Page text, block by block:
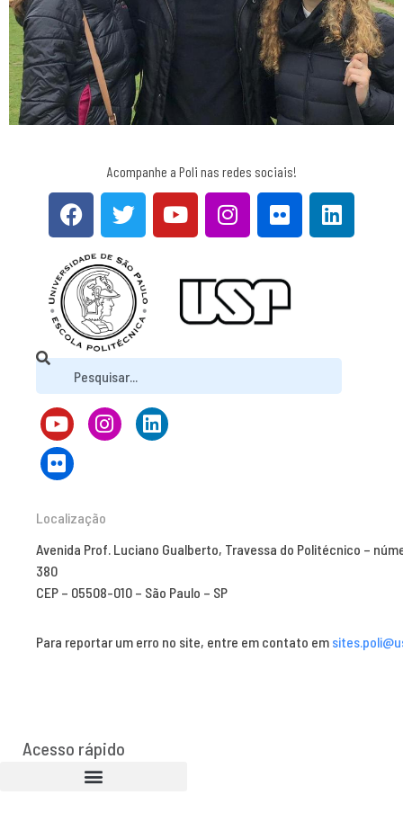
Acompanhe a Poli nas redes sociais!
Localização
Avenida Prof. Luciano Gualberto, Travessa do Politécnico –
380
CEP – 05508-010 – São Paulo – SP
Para reportar um erro no site, entre em contato em
Acesso rápido